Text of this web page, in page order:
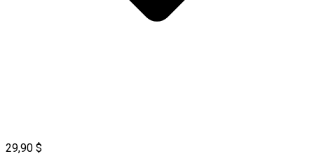
29,90 $